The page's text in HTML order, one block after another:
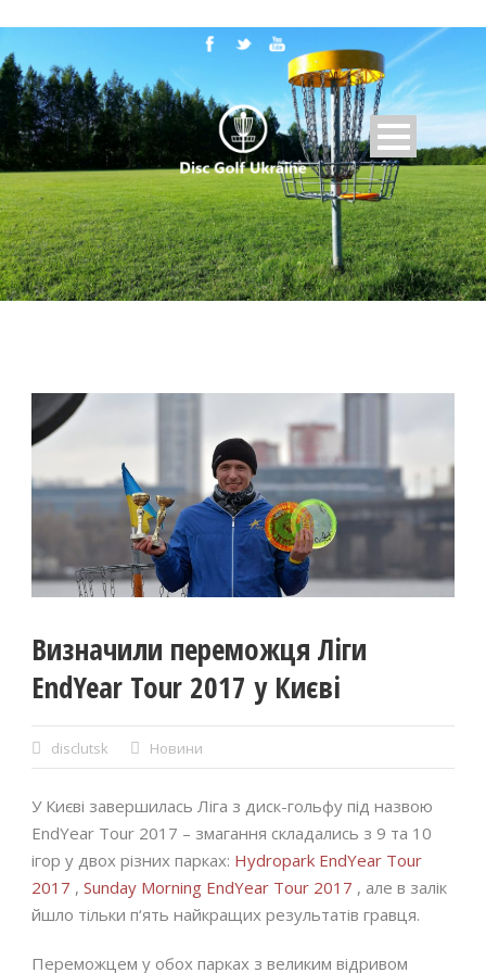
Визначили переможця Ліги
EndYear Tour 2017 у Києві
disclutsk Новини
У Києві завершилась Ліга з диск-гольфу під назвою
EndYear Tour 2017 – змагання складались з 9 та 10
ігор у двох різних парках: Hydropark EndYear Tour
2017 , Sunday Morning EndYear Tour 2017 , але в залік
йшло тільки п‘ять найкращих результатів гравця.
Переможцем у обох парках з великим відривом